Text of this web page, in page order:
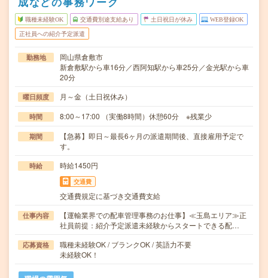
職種未経験OK 交通費別途支給あり 土日祝日が休み WEB登録OK
正社員への紹介予定派遣
勤務地
岡山県倉敷市
新倉敷駅から車16分／西阿知駅から車25分／金光駅から車
20分
曜日頻度 月～金（土日祝休み）
時間 8:00～17:00 （実働8時間）休憩60分 ※残業少
期間
【急募】即日～最長6ヶ月の派遣期間後、直接雇用予定で
す。
時給 時給1450円
交通費
交通費規定に基づき交通費支給
仕事内容
【運輸業界での配車管理事務のお仕事】≪玉島エリア≫正
社員前提：紹介予定派遣未経験からスタートできる配…
応募資格
職種未経験OK / ブランクOK / 英語力不要
未経験OK！